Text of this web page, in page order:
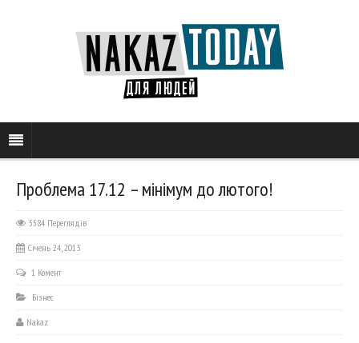
Проблема 17.12 – мінімум до лютого!
5584 Переглядів
Січень 24, 2013
1 Комент
Бізнес
Nakaz